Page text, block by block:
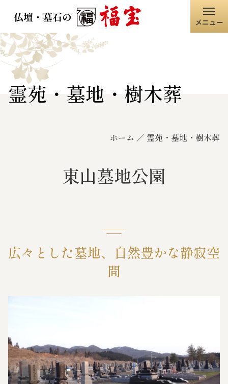
メニュー
福宝グループ
仏壇・仏具
墓石・石碑
寺院・神社
霊苑・墓地・樹木葬
霊苑・墓地・樹木葬
ホーム 霊苑・墓地・樹木葬
東山墓地公園
広々とした墓地、自然豊かな静寂空
間